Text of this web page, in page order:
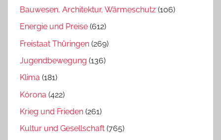
Bauwesen, Architektur, Wärmeschutz (106)
Energie und Preise (612)
Freistaat Thüringen (269)
Jugendbewegung (136)
Klima (181)
Kórona (422)
Krieg und Frieden (261)
Kultur und Gesellschaft (765)